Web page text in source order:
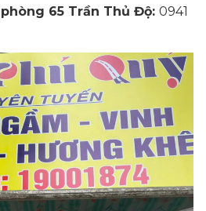
65 Trần Thủ Độ: 0941